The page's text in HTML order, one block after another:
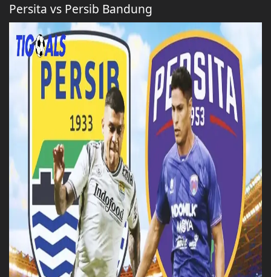
Persita vs Persib Bandung